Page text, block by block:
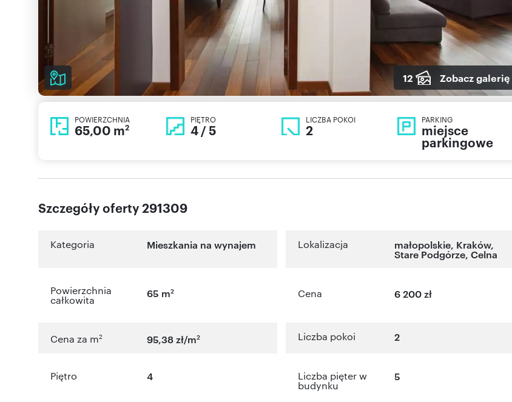
12 Zobacz galerię
POWIERZCHNIA
65,00 m2
PIĘTRO
4 / 5
LICZBA POKOI
2
PARKING
miejsce
parkingowe
Szczegóły oferty 291309
Kategoria Mieszkania na wynajem Lokalizacja małopolskie, Kraków,
Stare Podgórze,Celna
Powierzchnia
całkowita
65 m2 Cena 6 200 zł
Cena za m2 95,38 zł/m2 Liczba pokoi 2
Piętro 4 Liczba pięter w
budynku
5